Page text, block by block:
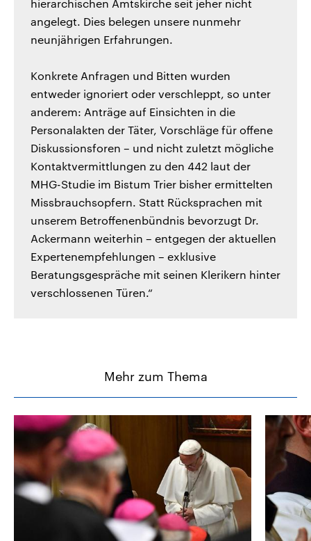
hierarchischen Amtskirche seit jeher nicht
angelegt. Dies belegen unsere nunmehr
neunjährigen Erfahrungen.
Konkrete Anfragen und Bitten wurden
entweder ignoriert oder verschleppt, so unter
anderem: Anträge auf Einsichten in die
Personalakten der Täter, Vorschläge für offene
Diskussionsforen – und nicht zuletzt mögliche
Kontaktvermittlungen zu den 442 laut der
MHG-Studie im Bistum Trier bisher ermittelten
Missbrauchsopfern. Statt Rücksprachen mit
unserem Betroffenenbündnis bevorzugt Dr.
Ackermann weiterhin – entgegen der aktuellen
Expertenempfehlungen – exklusive
Beratungsgespräche mit seinen Klerikern hinter
verschlossenen Türen.“
Mehr zum Thema